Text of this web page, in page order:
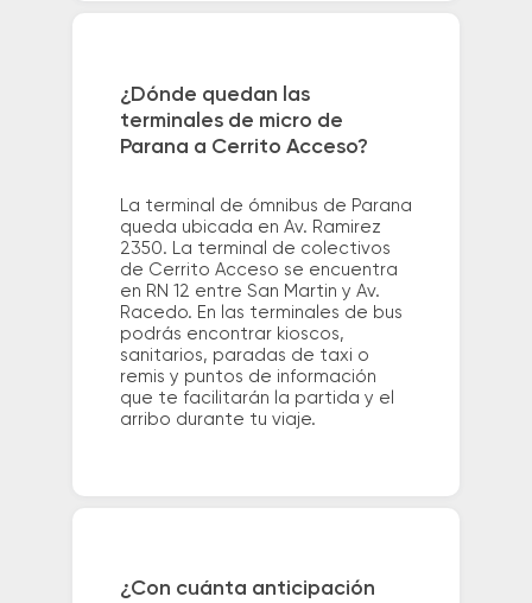
¿Dónde quedan las
terminales de micro de
Parana a Cerrito Acceso?
La terminal de ómnibus de Parana
queda ubicada en Av. Ramirez
2350. La terminal de colectivos
de Cerrito Acceso se encuentra
en RN 12 entre San Martin y Av.
Racedo. En las terminales de bus
podrás encontrar kioscos,
sanitarios, paradas de taxi o
remis y puntos de información
que te facilitarán la partida y el
arribo durante tu viaje.
¿Con cuánta anticipación